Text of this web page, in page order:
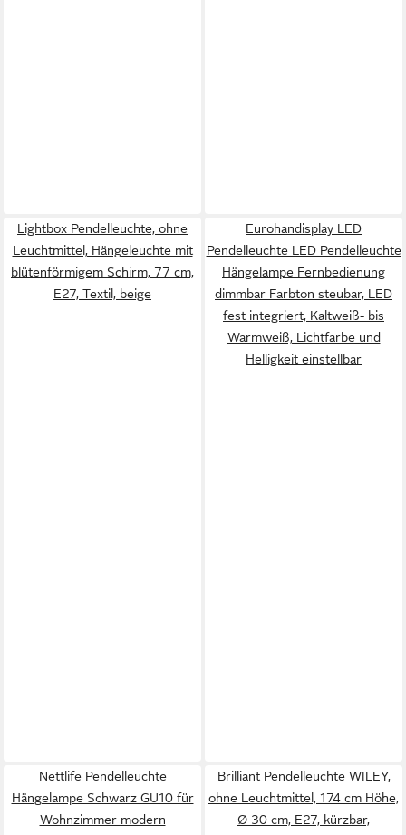
Lightbox Pendelleuchte, ohne
Leuchtmittel, Hängeleuchte mit
blütenförmigem Schirm, 77 cm,
E27, Textil, beige
Eurohandisplay LED
Pendelleuchte LED Pendelleuchte
Hängelampe Fernbedienung
dimmbar Farbton steubar, LED
fest integriert, Kaltweiß- bis
Warmweiß, Lichtfarbe und
Helligkeit einstellbar
Nettlife Pendelleuchte
Hängelampe Schwarz GU10 für
Wohnzimmer modern
Brilliant Pendelleuchte WILEY,
ohne Leuchtmittel, 174 cm Höhe,
Ø 30 cm, E27, kürzbar,